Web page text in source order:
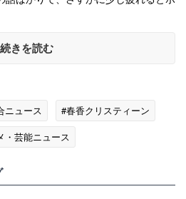
続きを読む
ニュース
#春香クリスティーン
・芸能ニュース